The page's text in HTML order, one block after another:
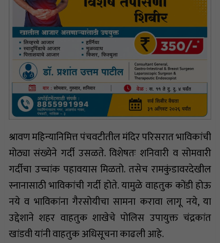
श्रावण महिन्यानिमित्त पंचवटीतील मंदिर परिसरात भाविकांची
मोठ्या संख्येने गर्दी उसळते. विशेषतः शनिवारी व सोमवारी
गर्दीचा उच्चांक पहावयास मिळतो. तसेच रामकुंडावरदेखील
स्नानासाठी भाविकांची गर्दी होते. यामुळे वाहतुक कोंडी होऊ
नये व भाविकांना गैरसोयीचा सामना करावा लागू नये, या
उद्देशाने शहर वाहतुक शाखेचे पोलिस उपायुक्त चंद्रकांत
खांडवी यांनी वाहतुक अधिसूचना काढली आहे.